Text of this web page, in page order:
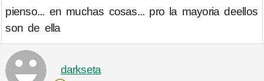
pienso... en muchas cosas... pro la mayoria deellos
son de ella
darkseta